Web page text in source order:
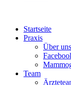
Startseite
Praxis
Über uns
Team